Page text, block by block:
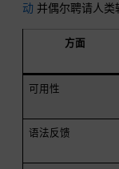
动 并偶尔聘请人
方面
可用性
语法反馈